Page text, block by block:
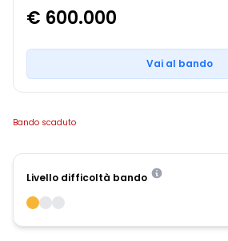
€ 600.000
Vai al bando
Bando scaduto
Livello difficoltà bando